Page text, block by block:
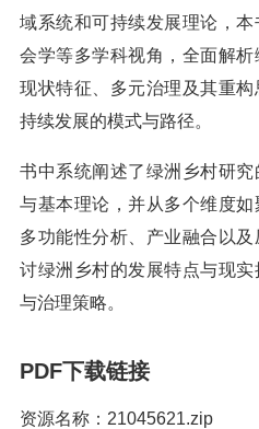
域系统和可持续发展理论，
会学等多学科视角，全面解析
现状特征、多元治理及其重
持续发展的模式与路径。
书中系统阐述了绿洲乡村研
与基本理论，并从多个维度如
多功能性分析、产业融合以
讨绿洲乡村的发展特点与现
与治理策略。
PDF下载链接
资源名称：21045621.zip